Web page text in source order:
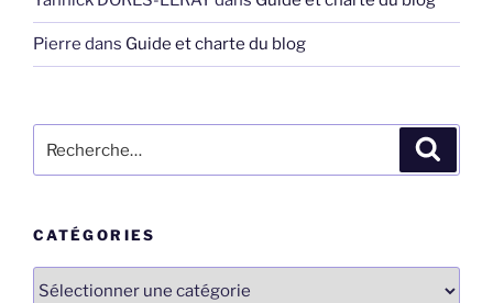
Pierre dans Guide et charte du blog
pour
CATÉGORIES